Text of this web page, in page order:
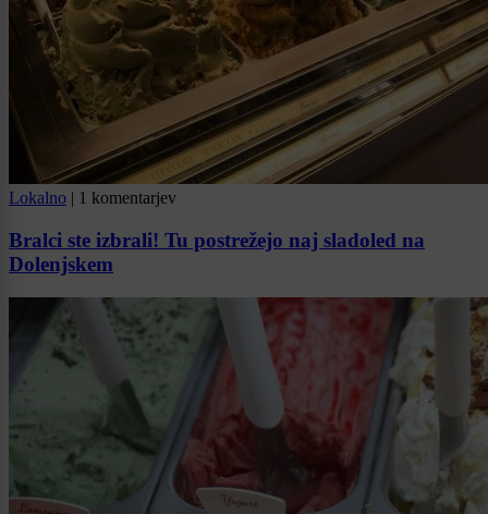
Lokalno | 1 komentarjev
Bralci ste izbrali! Tu postrežejo naj sladoled na
Dolenjskem